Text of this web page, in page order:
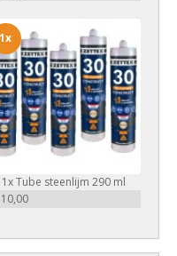
1xTube steenlijm 290 ml
1x